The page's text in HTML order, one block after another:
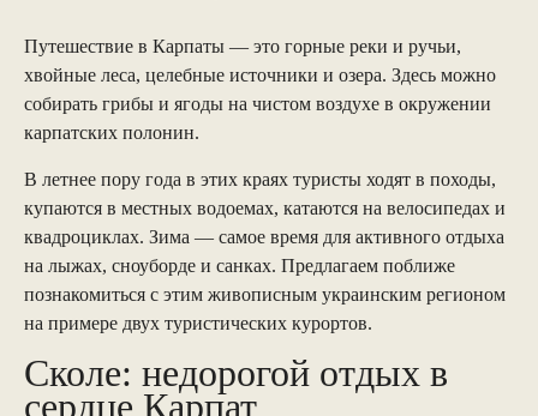
Путешествие в Карпаты — это горные реки и ручьи,
хвойные леса, целебные источники и озера. Здесь можно
собирать грибы и ягоды на чистом воздухе в окружении
карпатских полонин.
В летнее пору года в этих краях туристы ходят в походы,
купаются в местных водоемах, катаются на велосипедах и
квадроциклах. Зима — самое время для активного отдыха
на лыжах, сноуборде и санках. Предлагаем поближе
познакомиться с этим живописным украинским регионом
на примере двух туристических курортов.
Сколе: недорогой отдых в
сердце Карпат